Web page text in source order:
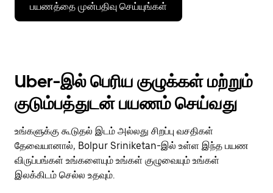
பயணத்தை முன்பதிவு செய்யுங்கள்
Uber-இல் பெரிய குழுக்கள் மற்றும்
குடும்பத்துடன் பயணம் செய்வது
உங்களுக்கு கூடுதல் இடம் அல்லது சிறப்பு வசதிகள்
தேவையானால், Bolpur Sriniketan-இல் உள்ள இந்த பயண
விருப்பங்கள் உங்களையும் உங்கள் குழுவையும் உங்கள்
இலக்கிடம் செல்ல உதவும்.